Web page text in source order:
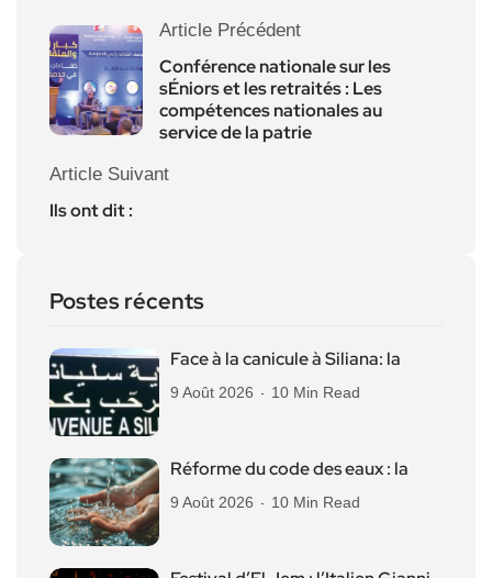
Article Précédent
Conférence nationale sur les
sÉniors et les retraités : Les
compétences nationales au
service de la patrie
Article Suivant
Ils ont dit :
Postes récents
Face à la canicule à Siliana: la
9 Août 2026 10 Min Read
Réforme du code des eaux : la
9 Août 2026 10 Min Read